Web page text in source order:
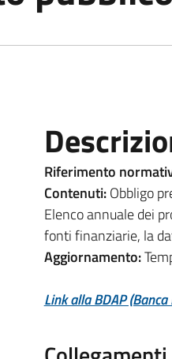
Riferimento
Contenuti:Obbligo
Elenco annuale dei
fonti finanziarie, la
Aggiornamento:
Link alla BDAP